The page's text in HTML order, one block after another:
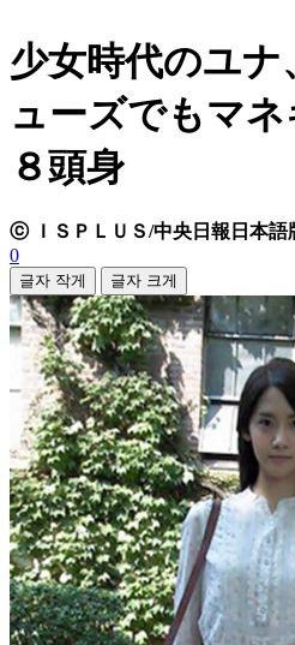
少女時代のユ
ューズでもマ
８頭身
ⓒ ＩＳＰＬＵＳ/中央日報日本語
0
글자 작게 글자 크게